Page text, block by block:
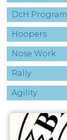
DcH Program
Hoopers
Nose Work
Rally
Agility